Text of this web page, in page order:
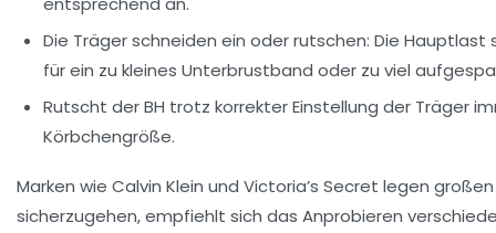
Die Träger schneiden ein oder rutschen: Die Hauptlast
für ein zu kleines Unterbrustband oder zu viel
Rutscht der BH trotz korrekter Einstellung der Träger
Körbchengröße.
Marken wie Calvin Klein und Victoria’s Secret legen
sicherzugehen, empfiehlt sich das Anprobieren